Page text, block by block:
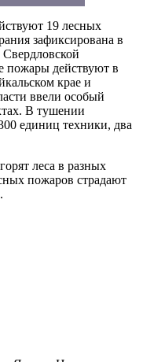
19 лесных
зафиксирована в
пожары действуют в
крае и
ввели особый
В тушении
единиц техники, два
леса в разных
пожаров страдают
.